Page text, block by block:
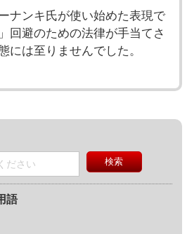
ナンキ氏が使い始めた表現で
回避のための法律が手当てさ
には至りませんでした。
語